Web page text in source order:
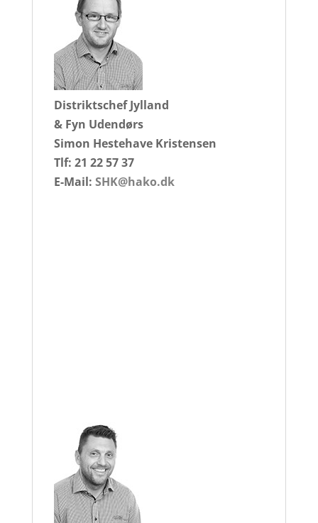
Distriktschef Jylland
& Fyn Udendørs
Simon Hestehave Kristensen
Tlf: 21 22 57 37
E-Mail: SHK@hako.dk